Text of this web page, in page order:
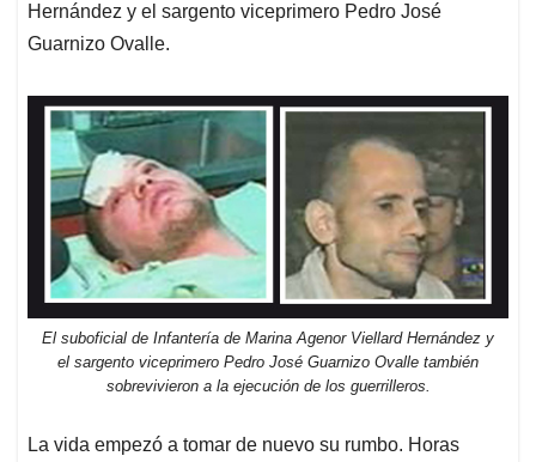
Hernández y el sargento viceprimero Pedro José
Guarnizo Ovalle.
El suboficial de Infantería de Marina Agenor Viellard Hernández y
el sargento viceprimero Pedro José Guarnizo Ovalle también
sobrevivieron a la ejecución de los guerrilleros.
La vida empezó a tomar de nuevo su rumbo. Horas